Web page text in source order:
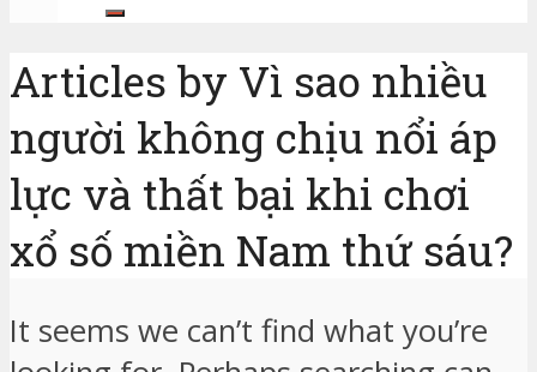
Articles by Vì sao nhiều
người không chịu nổi áp
lực và thất bại khi chơi
xổ số miền Nam thứ sáu?
It seems we can’t find what you’re